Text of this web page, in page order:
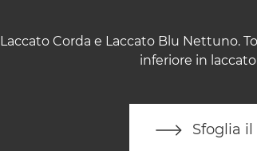
Laccato Corda e Laccato Blu Nettuno.
inferiore in
Sfoglia